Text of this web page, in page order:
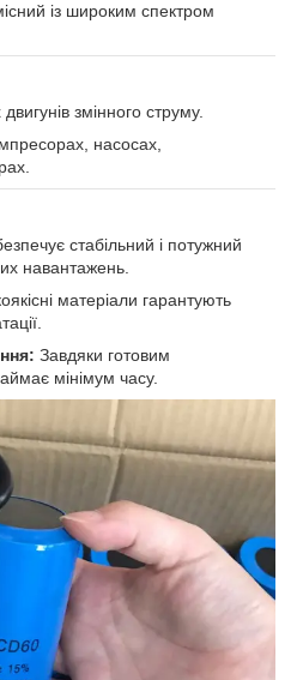
із широким спектром
змінного струму.
насосах,
стабільний і потужний
навантажень.
матеріали гарантують
Завдяки готовим
мінімум часу.